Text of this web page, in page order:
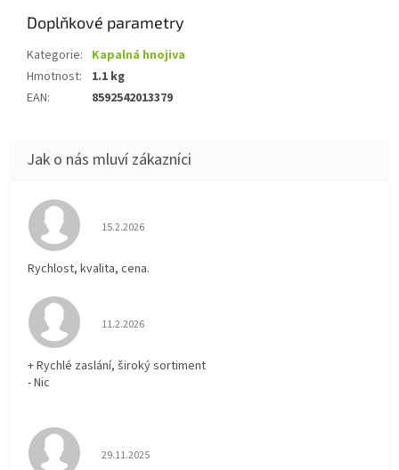
Doplňkové parametry
Kategorie: Kapalná hnojiva
Hmotnost:
1.1 kg
EAN: 8592542013379
Hodnocení obchodu je 5 z 5 hvězdiček.
15.2.2026
Rychlost, kvalita, cena.
Hodnocení obchodu je 5 z 5 hvězdiček.
11.2.2026
+ Rychlé zaslání, široký sortiment
- Nic
Hodnocení obchodu je 5 z 5 hvězdiček.
29.11.2025